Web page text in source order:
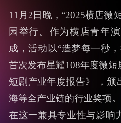
11月2日晚，“2025横店微
园举行。作为横店青年
成，活动以“造梦每一秒
首次发布星耀108年度微
短剧产业年度报告》 ，颁
海等全产业链的行业奖项。
在这一兼具专业性与影响